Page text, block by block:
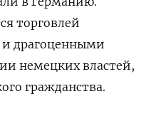
торговлей
драгоценными
немецких властей,
гражданства.